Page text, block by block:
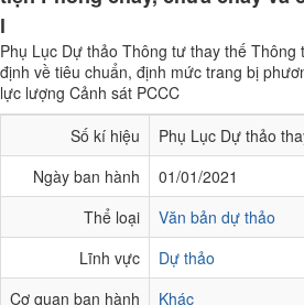
l
Phụ Lục Dự thảo Thông tư thay thế Thông
định về tiêu chuẩn, định mức trang bị
lực lượng Cảnh sát PCCC
Số kí hiệu
Phụ Lục Dự thảo
Ngày ban hành
01/01/2021
Thể loại
Văn bản dự thảo
Lĩnh vực
Dự thảo
Cơ quan ban hành
Khác